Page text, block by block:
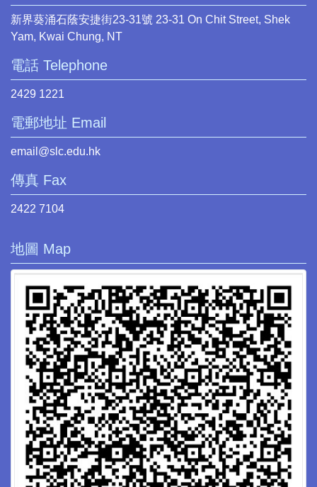
新界葵涌石蔭安捷街23-31號 23-31 On Chit Street, Shek
Yam, Kwai Chung, NT
電話 Telephone
2429 1221
電郵地址 Email
email@slc.edu.hk
傳真 Fax
2422 7104
地圖 Map